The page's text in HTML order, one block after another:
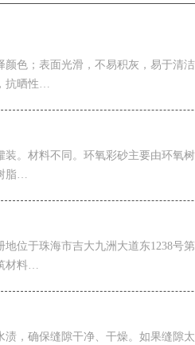
色；表面光滑，不易积灰，易于清
抗晒性…
。材料不同。环氧彩砂主要由环氧
脂…
位于珠海市吉大九洲大道东1238号
材料…
，确保缝隙干净、干燥。如果缝隙